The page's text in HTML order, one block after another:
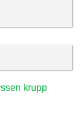
krupp